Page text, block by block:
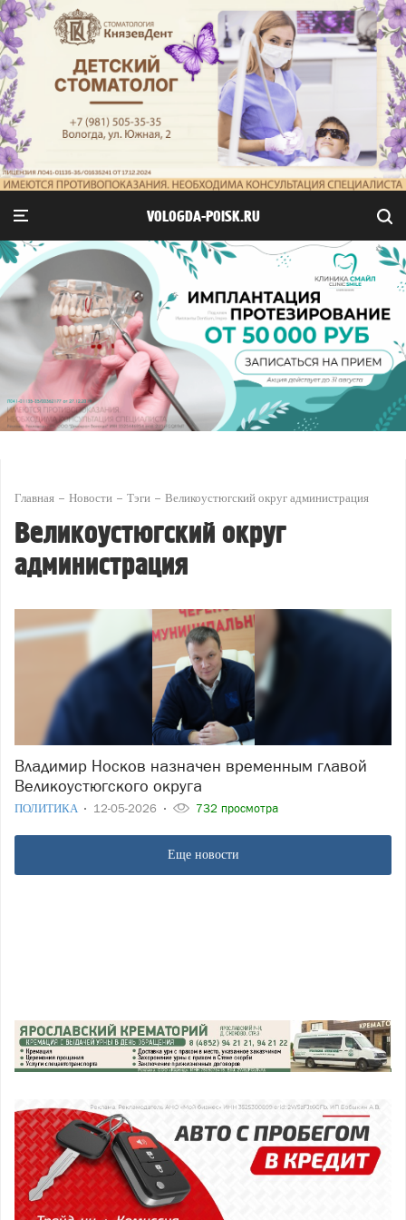
VOLOGDA-POISK.RU
Главная Новости Тэги Великоустюгский округ администрация
Великоустюгский округ
администрация
Владимир Носков назначен временным главой
Великоустюгского округа
ПОЛИТИКА 12-05-2026 732 просмотра
Еще новости